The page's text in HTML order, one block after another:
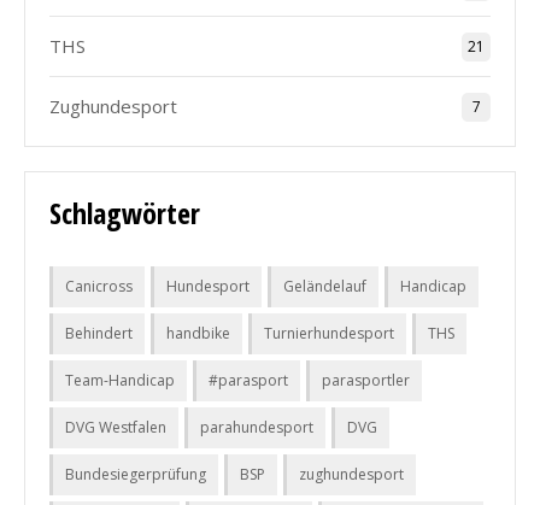
THS 21
Zughundesport 7
Schlagwörter
Canicross Hundesport Geländelauf Handicap
Behindert handbike Turnierhundesport THS
Team-Handicap #parasport parasportler
DVG Westfalen parahundesport DVG
Bundesiegerprüfung BSP zughundesport